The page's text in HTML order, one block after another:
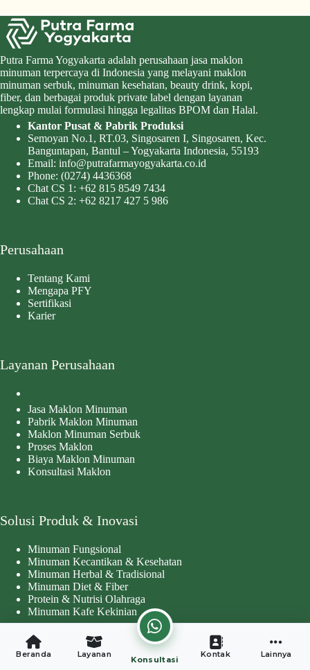
Putra Farma Yogyakarta adalah perusahaan jasa maklon
minuman terpercaya di Indonesia yang melayani maklon
minuman serbuk, minuman kesehatan, beauty drink, kopi,
fiber, dan berbagai produk private label dengan layanan
lengkap mulai formulasi hingga legalitas BPOM dan Halal.
Kantor Pusat & Pabrik Produksi
Semoyan No.1, RT.03, Singosaren I, Singosaren, Kec.
Banguntapan, Bantul – Yogyakarta Indonesia, 55193
Email: info@putrafarmayogyakarta.co.id
Phone: (0274) 4436368
Chat CS 1: +62 815 8549 7434
Chat CS 2: +62 8217 427 5 986
Perusahaan
Tentang Kami
Mengapa PFY
Sertifikasi
Karier
Layanan Perusahaan
Jasa Maklon Minuman
Pabrik Maklon Minuman
Maklon Minuman Serbuk
Proses Maklon
Biaya Maklon Minuman
Konsultasi Maklon
Solusi Produk & Inovasi
Minuman Fungsional
Minuman Kecantikan & Kesehatan
Minuman Herbal & Tradisional
Minuman Diet & Fiber
Protein & Nutrisi Olahraga
Minuman Kafe Kekinian
Standar Kualitas
Beranda Layanan
Konsultasi
Kontak Lainnya